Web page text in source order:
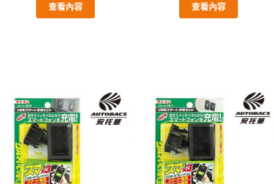
查看內容 查看內容